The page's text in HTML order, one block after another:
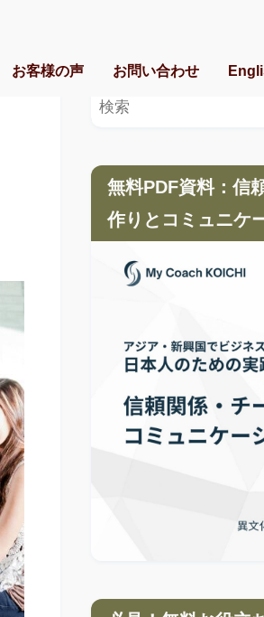
お客様の声 お問い合わせ
無料PDF資料：信
作りとコミュニケ